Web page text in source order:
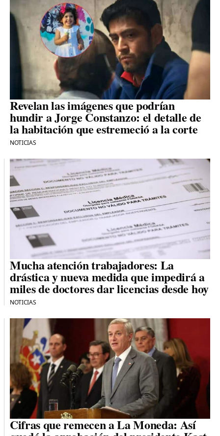
Revelan las imágenes que podrían
hundir a Jorge Constanzo: el detalle de
la habitación que estremeció a la corte
NOTICIAS
Mucha atención trabajadores: La
drástica y nueva medida que impedirá a
miles de doctores dar licencias desde hoy
NOTICIAS
Cifras que remecen a La Moneda: Así